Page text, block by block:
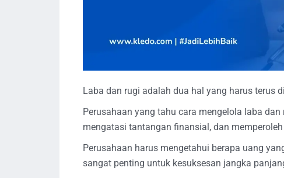
Laba dan rugi adalah dua hal yang harus terus
Perusahaan yang tahu cara mengelola laba
mengatasi tantangan finansial, dan
Perusahaan harus mengetahui berapa uang
sangat penting untuk kesuksesan jangka